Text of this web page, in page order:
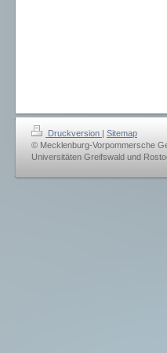
Druckversion
Sitemap
© Mecklenburg-Vorpommersche
Universitäten Greifswald und